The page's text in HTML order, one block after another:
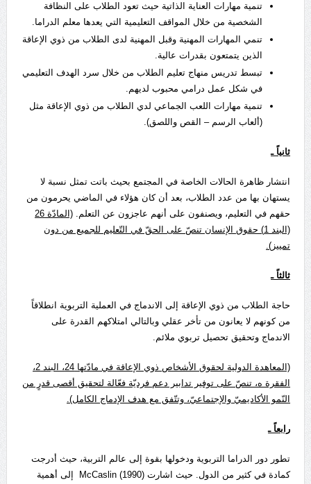
تنمية مهارات العناية الذاتية حيث تعود الطلاب على النظافة
الشخصية من خلال المواقف التعليمية التي يعدها معلم الدراما.
تنمي المهارات المهنية وقبل المهنية لدى الطلاب من ذوي الإعاقة
الذين يتمتعون بقدرات عالية.
تبسط تدريس منهاج تعليم الطلاب من خلال سرد الهدف التعليمي
في شكل عمل درامي محبوب لديهم.
تنمية مهارات اللعب الجماعي لدي الطلاب من ذوي الإعاقة مثل
(ألعاب الرسم – القص واللصق).
ثانياً ـ
انتشار ظاهرة الحالات الخاصة في المجتمع بحيث باتت تمثل نسبة لا
يستهان بها من عدد الطلاب، بعد أن كان هؤلاء في الماضي يحرمون من
حقهم في التعليم، ويصنفون على أنهم عاجزون عن التعلم.
(المادّة 26
(البند 1) حقوق الإنسان تنصّ على الحقّ في التّعليم للجميع من دون
تمييز).
ثالثاً ـ
حاجة الطلاب من ذوي الإعاقة إلى الاندماج في العملية التربوية انطلاقاً
من كونهم لا يعانون من تأخر عقلي وبالتالي امتلاكهم القدرة على
الاندماج وتحقيق تحصيل تربوي ملائم.
(المعاهدة الدولية لحقوق الأشخاص ذوي الإعاقة في مادّتها 24، البند 2،
الفقرة ه، تنصّ على توفير تدابير دعم فرديّة فعّالة لتحقيق أقصى قدرٍ من
النّمو الأكاديميّ والإجتماعيّ، وتتّفق مع هدف الإدماج الكامل).
رابعاً ـ
تطور دور الدراما التربوية ودخولها بقوة إلى عالم التربية، حيث أدرجت
كمادة في كثير من الدول. حيث اشارت McCaslin (1990) إلى أهمية